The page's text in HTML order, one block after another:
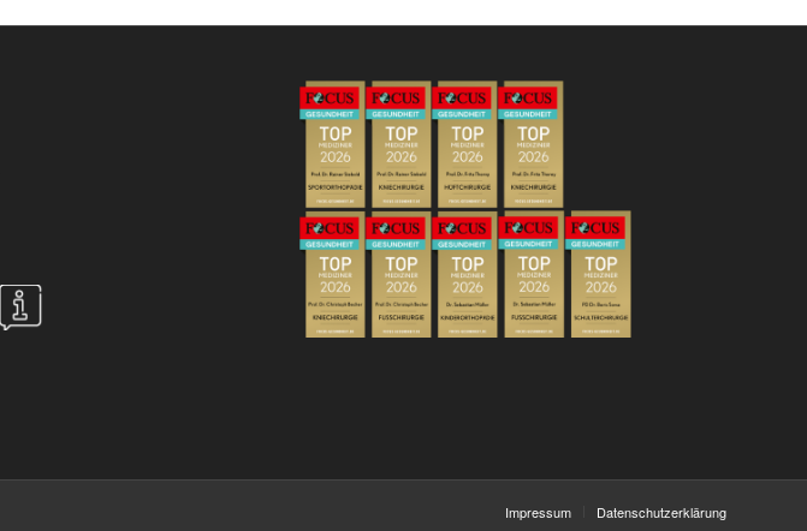
Impressum Datenschutzerklärung